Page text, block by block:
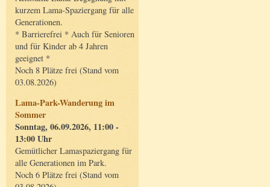
kurzem Lama-Spaziergang für alle
Generationen.
* Barrierefrei * Auch für Senioren
und für Kinder ab 4 Jahren
geeignet *
Noch 8 Plätze frei (Stand vom
03.08.2026)
Lama-Park-Wanderung im
Sommer
Sonntag, 06.09.2026, 11:00 -
13:00 Uhr
Gemütlicher Lamaspaziergang für
alle Generationen im Park.
Noch 6 Plätze frei (Stand vom